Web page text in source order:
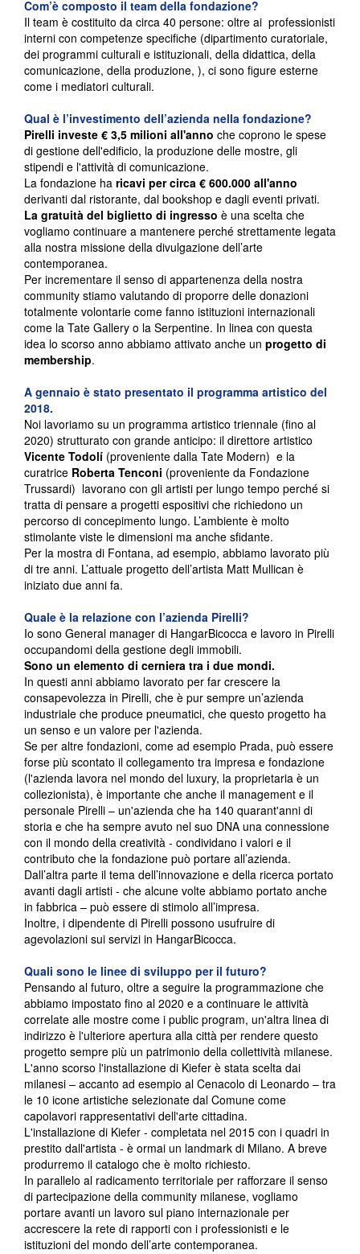
Com’è composto il team della fondazione?
Il team è costituito da circa 40 persone: oltre ai professionisti
interni con competenze specifiche (dipartimento curatoriale,
dei programmi culturali e istituzionali, della didattica, della
comunicazione, della produzione, ), ci sono figure esterne
come i mediatori culturali.
Qual è l’investimento dell’azienda nella fondazione?
Pirelli investe € 3,5 milioni all'anno che coprono le spese
di gestione dell'edificio, la produzione delle mostre, gli
stipendi e l'attività di comunicazione.
La fondazione ha ricavi per circa € 600.000 all'anno
derivanti dal ristorante, dal bookshop e dagli eventi privati.
La gratuità del biglietto di ingresso è una scelta che
vogliamo continuare a mantenere perché strettamente legata
alla nostra missione della divulgazione dell’arte
contemporanea.
Per incrementare il senso di appartenenza della nostra
community stiamo valutando di proporre delle donazioni
totalmente volontarie come fanno istituzioni internazionali
come la Tate Gallery o la Serpentine. In linea con questa
idea lo scorso anno abbiamo attivato anche un progetto di
membership.
A gennaio è stato presentato il programma artistico del
2018.
Noi lavoriamo su un programma artistico triennale (fino al
2020) strutturato con grande anticipo: il direttore artistico
Vicente Todolí (proveniente dalla Tate Modern) e la
curatrice Roberta Tenconi (proveniente da Fondazione
Trussardi) lavorano con gli artisti per lungo tempo perché si
tratta di pensare a progetti espositivi che richiedono un
percorso di concepimento lungo. L’ambiente è molto
stimolante viste le dimensioni ma anche sfidante.
Per la mostra di Fontana, ad esempio, abbiamo lavorato più
di tre anni. L’attuale progetto dell’artista Matt Mullican è
iniziato due anni fa.
Quale è la relazione con l’azienda Pirelli?
Io sono General manager di HangarBicocca e lavoro in Pirelli
occupandomi della gestione degli immobili.
Sono un elemento di cerniera tra i due mondi.
In questi anni abbiamo lavorato per far crescere la
consapevolezza in Pirelli, che è pur sempre un’azienda
industriale che produce pneumatici, che questo progetto ha
un senso e un valore per l'azienda.
Se per altre fondazioni, come ad esempio Prada, può essere
forse più scontato il collegamento tra impresa e fondazione
(l'azienda lavora nel mondo del luxury, la proprietaria è un
collezionista), è importante che anche il management e il
personale Pirelli – un'azienda che ha 140 quarant'anni di
storia e che ha sempre avuto nel suo DNA una connessione
con il mondo della creatività - condividano i valori e il
contributo che la fondazione può portare all’azienda.
Dall’altra parte il tema dell’innovazione e della ricerca portato
avanti dagli artisti - che alcune volte abbiamo portato anche
in fabbrica – può essere di stimolo all’impresa.
Inoltre, i dipendente di Pirelli possono usufruire di
agevolazioni sui servizi in HangarBicocca.
Quali sono le linee di sviluppo per il futuro?
Pensando al futuro, oltre a seguire la programmazione che
abbiamo impostato fino al 2020 e a continuare le attività
correlate alle mostre come i public program, un'altra linea di
indirizzo è l'ulteriore apertura alla città per rendere questo
progetto sempre più un patrimonio della collettività milanese.
L'anno scorso l'installazione di Kiefer è stata scelta dai
milanesi – accanto ad esempio al Cenacolo di Leonardo – tra
le 10 icone artistiche selezionate dal Comune come
capolavori rappresentativi dell'arte cittadina.
L'installazione di Kiefer - completata nel 2015 con i quadri in
prestito dall'artista - è ormai un landmark di Milano. A breve
produrremo il catalogo che è molto richiesto.
In parallelo al radicamento territoriale per rafforzare il senso
di partecipazione della community milanese, vogliamo
portare avanti un lavoro sul piano internazionale per
accrescere la rete di rapporti con i professionisti e le
istituzioni del mondo dell’arte contemporanea.